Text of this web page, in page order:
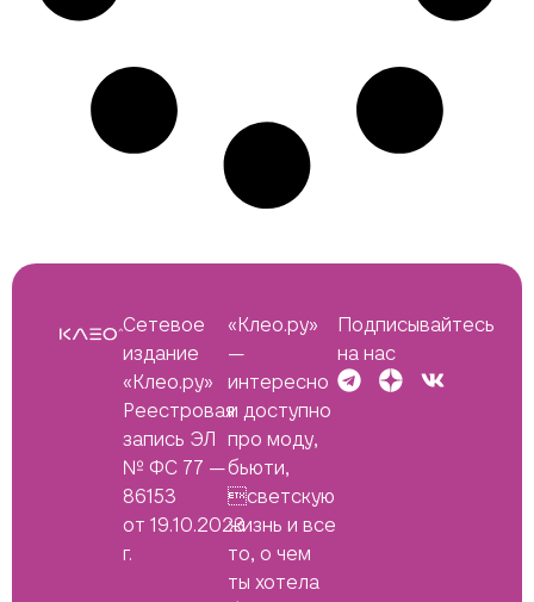
Сетевое
издание
«Клео.ру»
Реестровая
запись ЭЛ
№ ФС 77 —
86153
от 19.10.2023
г.
«Клео.ру»
—
интересно
и доступно
про моду,
бьюти,
светскую
жизнь и все
то, о чем
ты хотела
Подписывайтесь
на нас